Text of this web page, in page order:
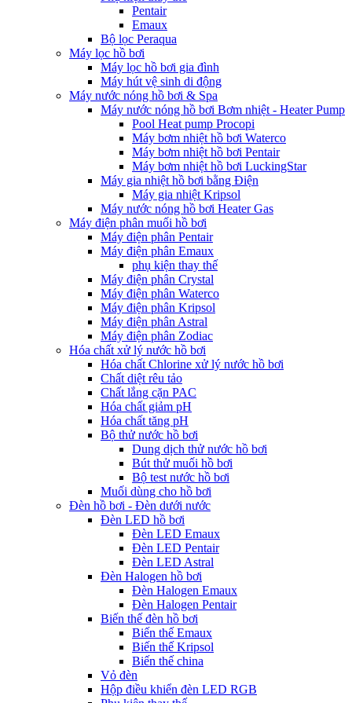
Pentair
Emaux
Bộ lọc Peraqua
Máy lọc hồ bơi
Máy lọc hồ bơi gia đình
Máy hút vệ sinh di động
Máy nước nóng hồ bơi & Spa
Máy nước nóng hồ bơi Bơm nhiệt - Heater Pump
Pool Heat pump Procopi
Máy bơm nhiệt hồ bơi Waterco
Máy bơm nhiệt hồ bơi Pentair
Máy bơm nhiệt hồ bơi LuckingStar
Máy gia nhiệt hồ bơi bằng Điện
Máy gia nhiệt Kripsol
Máy nước nóng hồ bơi Heater Gas
Máy điện phân muối hồ bơi
Máy điện phân Pentair
Máy điện phân Emaux
phụ kiện thay thế
Máy điện phân Crystal
Máy điện phân Waterco
Máy điện phân Kripsol
Máy điện phân Astral
Máy điện phân Zodiac
Hóa chất xử lý nước hồ bơi
Hóa chất Chlorine xử lý nước hồ bơi
Chất diệt rêu tảo
Chất lắng cặn PAC
Hóa chất giảm pH
Hóa chất tăng pH
Bộ thử nước hồ bơi
Dung dịch thử nước hồ bơi
Bút thử muối hồ bơi
Bộ test nước hồ bơi
Muối dùng cho hồ bơi
Đèn hồ bơi - Đèn dưới nước
Đèn LED hồ bơi
Đèn LED Emaux
Đèn LED Pentair
Đèn LED Astral
Đèn Halogen hồ bơi
Đèn Halogen Emaux
Đèn Halogen Pentair
Biến thế đèn hồ bơi
Biến thế Emaux
Biến thế Kripsol
Biến thế china
Vỏ đèn
Hộp điều khiển đèn LED RGB